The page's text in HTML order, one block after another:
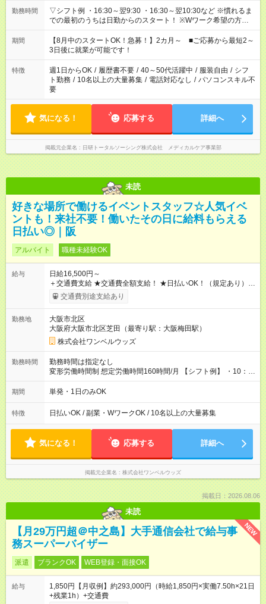
勤務時間
▽シフト例 ・16:30～翌9:30 ・16:30～翌10:30など ※慣れるま
での最初のうちは日勤からのスタート！ ※Wワーク希望の方へ
今ご覧のお仕事で希望する勤務時間と、もう1つのお仕事の勤務
時間。 合計で週40時間を超える場合は応募できません。
期間
【8月中のスタートOK！急募！】2カ月～ ■ご応募から最短2～
3日後に就業が可能です！
特徴 週1日からOK / 履歴書不要 / 40～50代活躍中 / 服装自由 / シフ
ト勤務 / 10名以上の大量募集 / 電話対応なし / パソコンスキル不
要
気になる！ 応募する 詳細へ
掲載元企業名 日研トータルソーシング株式会社 メディカルケア事業部
未読
好きな場所で働けるイベントスタッフ☆人気イベ
ントも！来社不要！働いたその日に給料もらえる
日払い◎｜阪
アルバイト 職種未経験OK
給与
日給16,500円～
＋交通費支給 ★交通費全額支給！ ★日払いOK！（規定あり） ┗
働いたその日に現金GET♪ お仕事後はコンビニATMから 日払
交通費別途支給あり
勤務地
大阪市北区
大阪府大阪市北区芝田（最寄り駅：大阪梅田駅）
株式会社ワンベルウッズ
勤務時間
勤務時間は指定なし
変形労働時間制 想定労働時間160時間/月 【シフト例】 ・10：
00～20：00
期間 単発・1日のみOK
特徴 日払いOK / 副業・WワークOK / 10名以上の大量募集
気になる！ 応募する 詳細へ
掲載元企業名 株式会社ワンベルウッズ
掲載日：2026.08.06
未読
NEW
【月29万円超＠中之島】大手通信会社で給与事
務スーパーバイザー
派遣 ブランクOK WEB登録・面接OK
給与
1,850円【月収例】約293,000円（時給1,850円×実働7.50h×21日
+残業1h）+交通費